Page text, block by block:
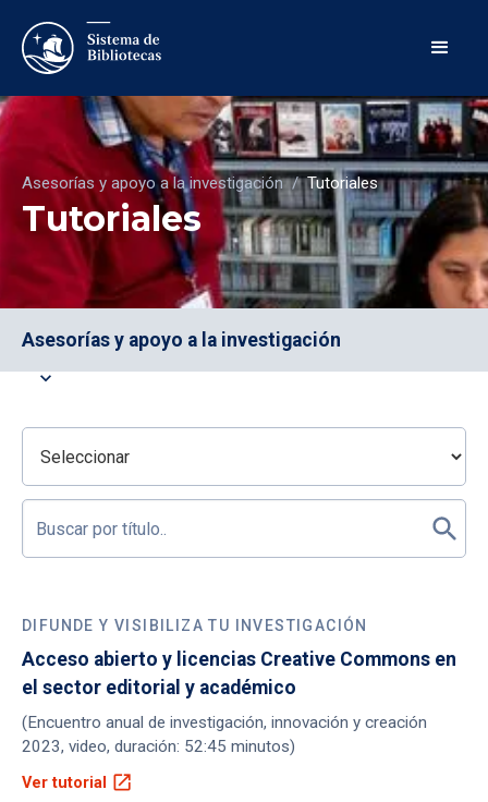
Asesorías y apoyo a la investigación / Tutoriales
Tutoriales
Asesorías y apoyo a la investigación
expand_more
DIFUNDE Y VISIBILIZA TU INVESTIGACIÓN
Acceso abierto y licencias Creative Commons en
el sector editorial y académico
(Encuentro anual de investigación, innovación y creación
2023, video, duración: 52:45 minutos)
Ver tutorial open_in_new